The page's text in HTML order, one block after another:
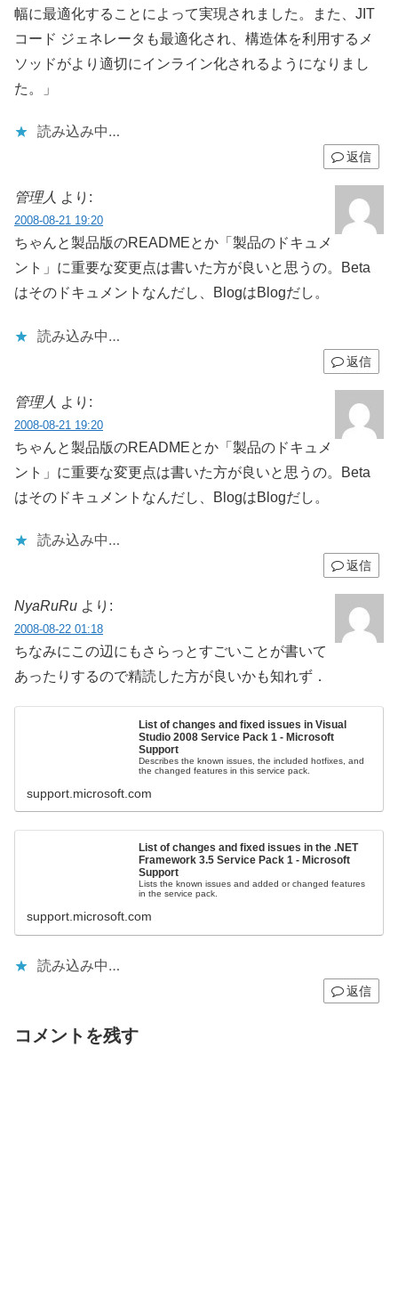
幅に最適化することによって実現されました。また、JIT
コード ジェネレータも最適化され、構造体を利用するメ
ソッドがより適切にインライン化されるようになりまし
た。」
読み込み中…
返信
管理人 より:
2008-08-21 19:20
ちゃんと製品版のREADMEとか「製品のドキュメ
ント」に重要な変更点は書いた方が良いと思うの。Beta
はそのドキュメントなんだし、BlogはBlogだし。
読み込み中…
返信
管理人 より:
2008-08-21 19:20
ちゃんと製品版のREADMEとか「製品のドキュメ
ント」に重要な変更点は書いた方が良いと思うの。Beta
はそのドキュメントなんだし、BlogはBlogだし。
読み込み中…
返信
NyaRuRu より:
2008-08-22 01:18
ちなみにこの辺にもさらっとすごいことが書いて
あったりするので精読した方が良いかも知れず．
List of changes and fixed issues in Visual
Studio 2008 Service Pack 1 - Microsoft
Support
Describes the known issues, the included hotfixes, and
the changed features in this service pack.
support.microsoft.com
List of changes and fixed issues in the .NET
Framework 3.5 Service Pack 1 - Microsoft
Support
Lists the known issues and added or changed features
in the service pack.
support.microsoft.com
読み込み中…
返信
コメントを残す